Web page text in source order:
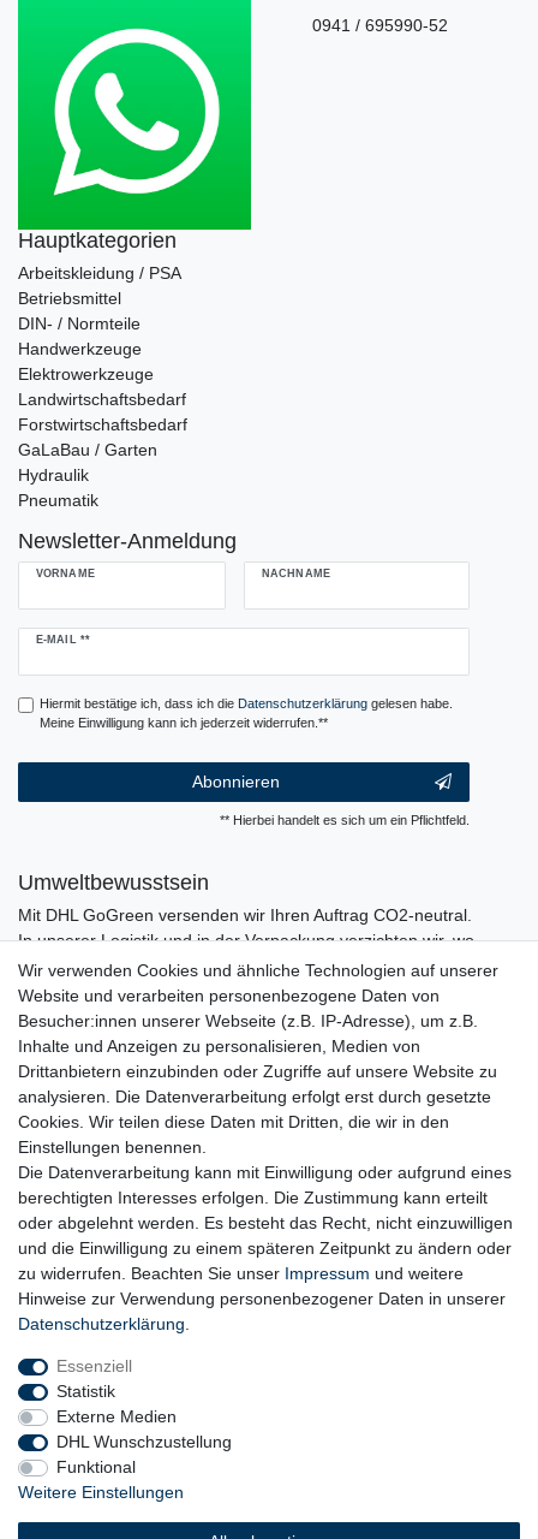
0941 / 695990-52
Hauptkategorien
Arbeitskleidung / PSA
Betriebsmittel
DIN- / Normteile
Handwerkzeuge
Elektrowerkzeuge
Landwirtschaftsbedarf
Forstwirtschaftsbedarf
GaLaBau / Garten
Hydraulik
Pneumatik
Newsletter-Anmeldung
VORNAME NACHNAME
E-MAIL **
Newsletter
Hiermit bestätige ich, dass ich die Daten­schutz­erklärunggelesen habe.
Meine Einwilligung kann ich jederzeit widerrufen.**
Abonnieren
** Hierbei handelt es sich um ein Pflichtfeld.
Umweltbewusstsein
Mit DHL GoGreen versenden wir Ihren Auftrag CO2-neutral.
In unserer Logistik und in der Verpackung verzichten wir, wo
immer es möglich ist, auf den Einsatz von Kunststoffen und
Plastik.
Widerrufs­recht
Wir verwenden Cookies und ähnliche Technologien auf unserer
Website und verarbeiten personenbezogene Daten von
Besucher:innen unserer Webseite (z.B. IP-Adresse), um z.B.
Inhalte und Anzeigen zu personalisieren, Medien von
Drittanbietern einzubinden oder Zugriffe auf unsere Website zu
analysieren. Die Datenverarbeitung erfolgt erst durch gesetzte
Cookies. Wir teilen diese Daten mit Dritten, die wir in den
Einstellungen benennen.
Die Datenverarbeitung kann mit Einwilligung oder aufgrund eines
berechtigten Interesses erfolgen. Die Zustimmung kann erteilt
oder abgelehnt werden. Es besteht das Recht, nicht einzuwilligen
und die Einwilligung zu einem späteren Zeitpunkt zu ändern oder
zu widerrufen. Beachten Sie unser Impressum und weitere
Hinweise zur Verwendung personenbezogener Daten in unserer
Daten­schutz­erklärung
Essenziell
Statistik
Externe Medien
DHL Wunschzustellung
Funktional
Weitere Einstellungen